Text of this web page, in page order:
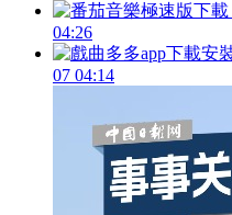
04:26
07 04:14